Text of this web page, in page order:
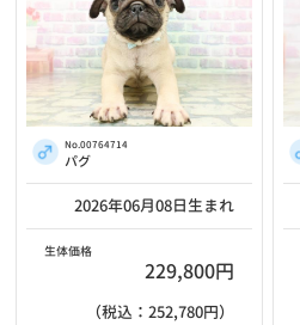
No.00764714
パグ
2026年06月08日生まれ
生体価格
229,800円
（税込：252,780円）